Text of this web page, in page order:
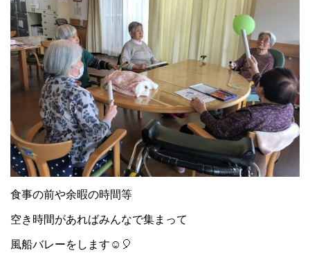
食事の前や余暇の時間等
空き時間があればみんなで集まって
風船バレーをします☺🎈